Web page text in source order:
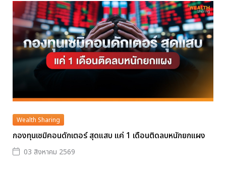
Wealth Sharing
กองทุนเซมิคอนดักเตอร์ สุดแสบ แค่ 1 เดือนติดลบหนักยกแผง
03 สิงหาคม 2569